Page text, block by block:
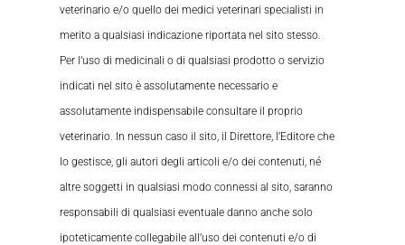
veterinario e/o quello dei medici veterinari specialisti in
merito a qualsiasi indicazione riportata nel sito stesso.
Per l’uso di medicinali o di qualsiasi prodotto o servizio
indicati nel sito è assolutamente necessario e
assolutamente indispensabile consultare il proprio
veterinario. In nessun caso il sito, il Direttore, l’Editore che
lo gestisce, gli autori degli articoli e/o dei contenuti, né
altre soggetti in qualsiasi modo connessi al sito, saranno
responsabili di qualsiasi eventuale danno anche solo
ipoteticamente collegabile all’uso dei contenuti e/o di